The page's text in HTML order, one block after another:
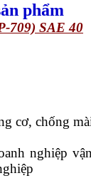
phẩm
709) SAE 40
cơ, chống
nghiệp